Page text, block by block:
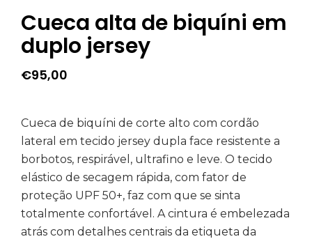
Cueca alta de biquíni em
duplo jersey
€95,00
Cueca de biquíni de corte alto com cordão
lateral em tecido jersey dupla face resistente a
borbotos, respirável, ultrafino e leve. O tecido
elástico de secagem rápida, com fator de
proteção UPF 50+, faz com que se sinta
totalmente confortável. A cintura é embelezada
atrás com detalhes centrais da etiqueta da